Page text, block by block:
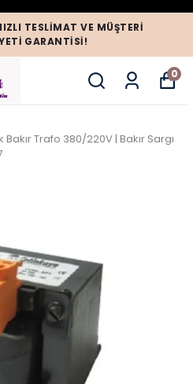
TESLIMAT VE MÜŞTERI
GARANTISI!
0
Trafo 380/220V | Bakır Sargı